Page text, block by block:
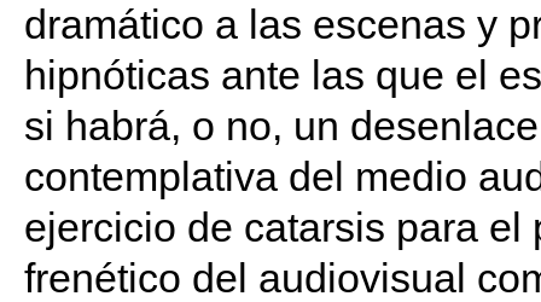
dramático a las escenas y
hipnóticas ante las que el
si habrá, o no, un
contemplativa del medio
ejercicio de catarsis para
frenético del audiovisual